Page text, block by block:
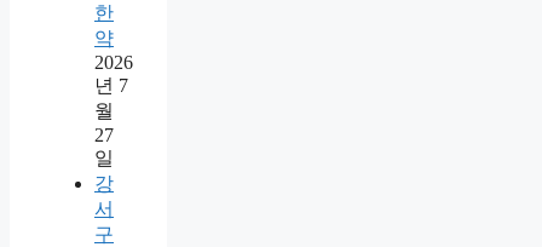
한
약
2026
년 7
월
27
일
강
서
구